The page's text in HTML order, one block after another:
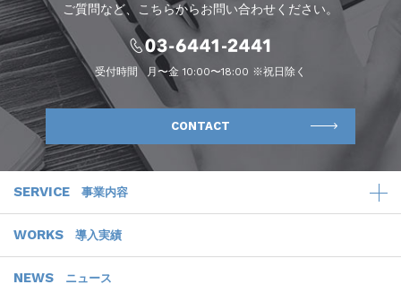
ご質問など、こちらからお問い合わせください。
受付時間 月〜金 10:00〜18:00 ※祝日除く
CONTACT
SERVICE 事業内容
WORKS 導入実績
NEWS ニュース